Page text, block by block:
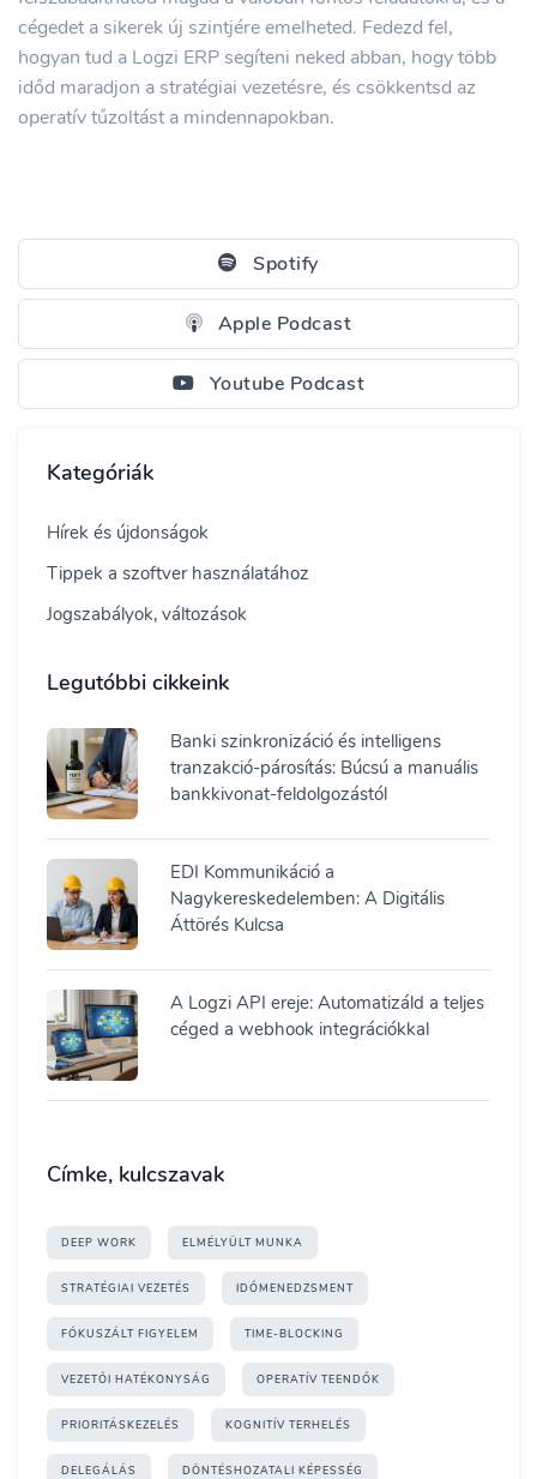
cégedet a sikerek új szintjére emelheted. Fedezd fel,
hogyan tud a Logzi ERP segíteni neked abban, hogy több
időd maradjon a stratégiai vezetésre, és csökkentsd az
operatív tűzoltást a mindennapokban.
Spotify
Apple Podcast
Youtube Podcast
Kategóriák
Hírek és újdonságok
Tippek a szoftver használatához
Jogszabályok, változások
Legutóbbi cikkeink
Banki szinkronizáció és intelligens
tranzakció-párosítás: Búcsú a manuális
bankkivonat-feldolgozástól
EDI Kommunikáció a
Nagykereskedelemben: A Digitális
Áttörés Kulcsa
A Logzi API ereje: Automatizáld a teljes
céged a webhook integrációkkal
Címke, kulcszavak
DEEP WORK ELMÉLYÜLT MUNKA
STRATÉGIAI VEZETÉS IDŐMENEDZSMENT
FÓKUSZÁLT FIGYELEM TIME-BLOCKING
VEZETŐI HATÉKONYSÁG OPERATÍV TEENDŐK
PRIORITÁSKEZELÉS KOGNITÍV TERHELÉS
DELEGÁLÁS DÖNTÉSHOZATALI KÉPESSÉG